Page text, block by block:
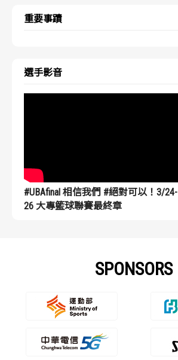
重要事蹟
選手影音
#UBAfinal 相信我們 #絕對可以！3/24-
26 大專籃球聯賽最終章
SPONSORS